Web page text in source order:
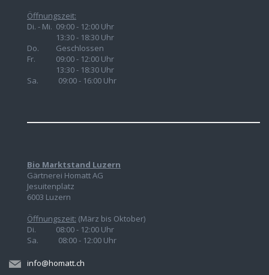
Öffnungszeit:
Di. - Mi. 09:00 - 12:00 Uhr
13:30 - 18:30 Uhr
Do.
Geschlossen
Fr.
09:00 - 12:00 Uhr
13:30 - 18:30 Uhr
Sa. 09:00 - 16:00 Uhr
Bio Marktstand Luzern
Gärtnerei Homatt AG
Jesuitenplatz
6003 Luzern
Öffnungszeit: (März bis Oktober)
Di. 08:00 - 12:00 Uhr
Sa. 08:00 - 12:00 Uhr
info@homatt.ch